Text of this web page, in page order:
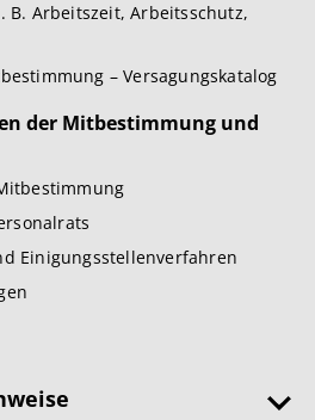
B. Arbeitszeit, Arbeitsschutz,
– Versagungskatalog
der Mitbestimmung und
Einigungsstellenverfahren